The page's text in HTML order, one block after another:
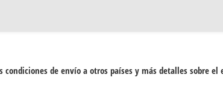
condiciones de envío a otros países y más detalles sobre